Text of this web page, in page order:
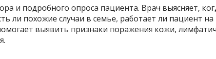
и подробного опроса пациента. Врач выясняет,
ли похожие случаи в семье, работает ли пациент
выявить признаки поражения кожи,